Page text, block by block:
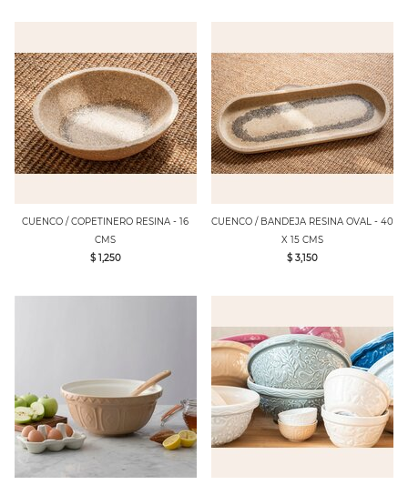
CUENCO / COPETINERO RESINA - 16
CMS
$ 1,250
CUENCO / BANDEJA RESINA OVAL - 40
X 15 CMS
$ 3,150